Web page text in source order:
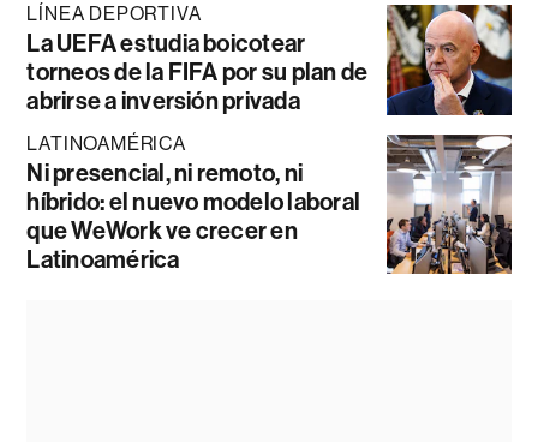
LÍNEA DEPORTIVA
La UEFA estudia boicotear
torneos de la FIFA por su plan de
abrirse a inversión privada
LATINOAMÉRICA
Ni presencial, ni remoto, ni
híbrido: el nuevo modelo laboral
que WeWork ve crecer en
Latinoamérica